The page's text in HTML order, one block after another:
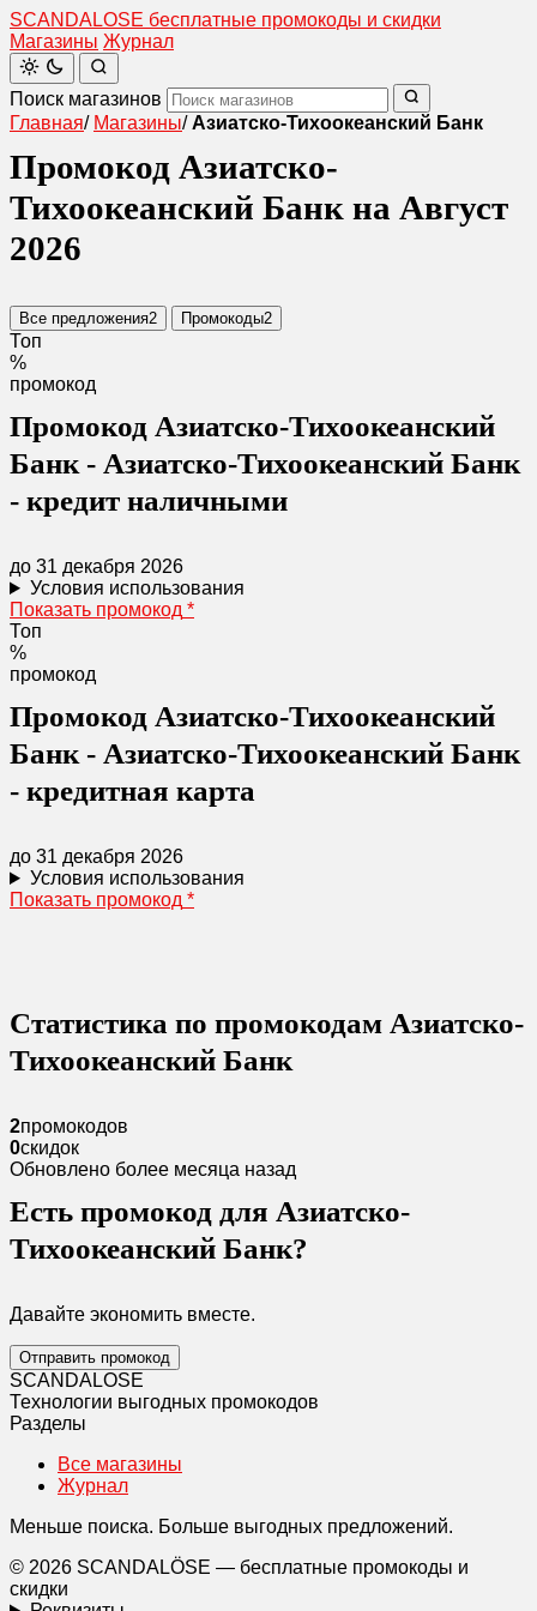
SCANDALOSE бесплатные промокоды и скидки
Магазины Журнал
Поиск магазинов
Главная/ Магазины/ Азиатско-Тихоокеанский Банк
Промокод Азиатско-
Тихоокеанский Банк на Август
2026
Все предложения2 Промокоды2
Топ
%
промокод
Промокод Азиатско-Тихоокеанский
Банк - Азиатско-Тихоокеанский Банк
- кредит наличными
до 31 декабря 2026
Условия использования
Показать промокод *
Топ
%
промокод
Промокод Азиатско-Тихоокеанский
Банк - Азиатско-Тихоокеанский Банк
- кредитная карта
до 31 декабря 2026
Условия использования
Показать промокод *
Статистика по промокодам Азиатско-
Тихоокеанский Банк
2промокодов
0скидок
Обновлено более месяца назад
Есть промокод для Азиатско-
Тихоокеанский Банк?
Давайте экономить вместе.
Отправить промокод
SCANDALOSE
Технологии выгодных промокодов
Разделы
Все магазины
Журнал
Меньше поиска. Больше выгодных предложений.
© 2026 SCANDALÖSE — бесплатные промокоды и
скидки